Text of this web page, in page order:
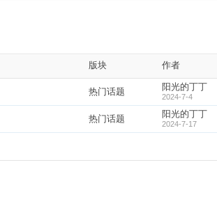
版块 作者
热门话题 阳光的丁丁
2024-7-4
热门话题 阳光的丁丁
2024-7-17